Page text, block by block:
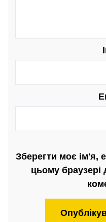
Зберегти моє ім'я,
цьому